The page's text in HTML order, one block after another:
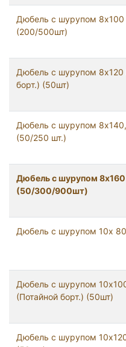
Дюбель с шурупом 8x100
(200/500шт)
Дюбель с шурупом 8х120
борт.) (50шт)
Дюбель с шурупом 8х140,
(50/250 шт.)
Дюбель с шурупом
(50/300/900шт)
Дюбель с шурупом 10х 80
Дюбель с шурупом
(Потайной борт.) (50шт)
Дюбель с шурупом